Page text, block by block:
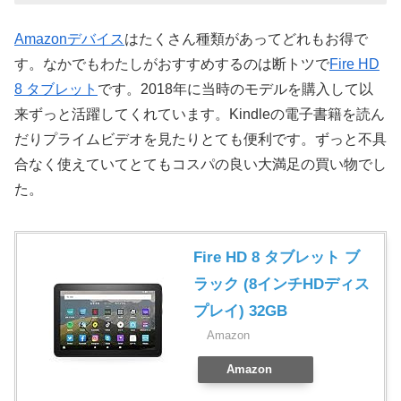
Amazonデバイスはたくさん種類があってどれもお得で
す。なかでもわたしがおすすめするのは断トツでFire HD
8 タブレット です。2018年に当時のモデルを購入して以
来ずっと活躍してくれています。Kindleの電子書籍を読ん
だりプライムビデオを見たりとても便利です。ずっと不具
合なく使えていてとてもコスパの良い大満足の買い物でし
た。
Fire HD 8 タブレット ブ
ラック (8インチHDディス
プレイ) 32GB
Amazon
Amazon